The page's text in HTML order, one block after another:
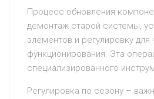
Процесс обновления
демонтаж старой системы,
элементов и регулировку для
функционирования. Эта
специализированного
Регулировка по сезону –